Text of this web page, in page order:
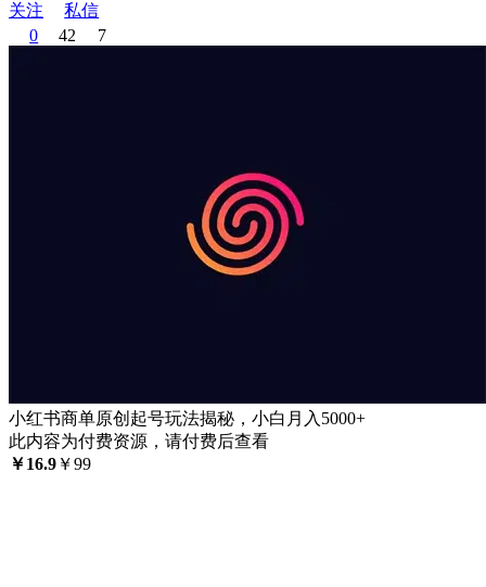
关注
私信
0
42 7
小红书商单原创起号玩法揭秘，小白月入5000+
此内容为付费资源，请付费后查看
￥16.9 ￥99